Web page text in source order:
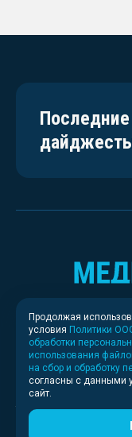
Свидетельство о
Федеральной службой
технологий и
Продолжая
условия Политики
обработки
использования
на сбор и обработку
согласны с данными
сайт.